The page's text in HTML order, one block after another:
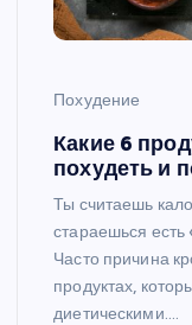
Похудение
Какие 6
похудеть и
Ты считаешь
стараешься есть
Часто причина
продуктах,
диетическими.…